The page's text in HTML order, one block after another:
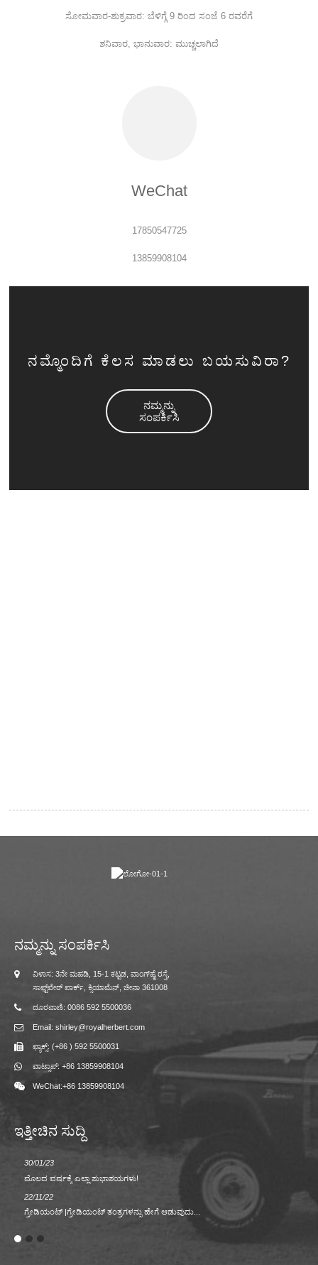
ಸೋಮವಾರ-ಶುಕ್ರವಾರ: ಬೆಳಿಗ್ಗೆ 9 ರಿಂದ ಸಂಜೆ 6 ರವರೆಗೆ
ಶನಿವಾರ, ಭಾನುವಾರ: ಮುಚ್ಚಲಾಗಿದೆ
WeChat
17850547725
13859908104
ನಮ್ಮೊಂದಿಗೆ ಕೆಲಸ ಮಾಡಲು ಬಯಸುವಿರಾ?
ನಮ್ಮನ್ನು
ಸಂಪರ್ಕಿಸಿ
ನಮ್ಮನ್ನು ಸಂಪರ್ಕಿಸಿ
ವಿಳಾಸ: 3ನೇ ಮಹಡಿ, 15-1 ಕಟ್ಟಡ, ವಾಂಗ್‌ಹೈ ರಸ್ತೆ,
ಸಾಫ್ಟ್‌ವೇರ್ ಪಾರ್ಕ್, ಕ್ಸಿಯಾಮೆನ್, ಚೀನಾ 361008
ದೂರವಾಣಿ: 0086 592 5500036
Email: shirley@royalherbert.com
ಫ್ಯಾಕ್ಸ್: (+86 ) 592 5500031
ವಾಟ್ಸಾಪ್: +86 13859908104
WeChat:+86 13859908104
ಇತ್ತೀಚಿನ ಸುದ್ದಿ
30/01/23
ಮೊಲದ ವರ್ಷಕ್ಕೆ ಎಲ್ಲಾ ಶುಭಾಶಯಗಳು!
22/11/22
ಗ್ರೇಡಿಯಂಟ್ |ಗ್ರೇಡಿಯಂಟ್ ತಂತ್ರಗಳನ್ನು ಹೇಗೆ ಆಡುವುದು...